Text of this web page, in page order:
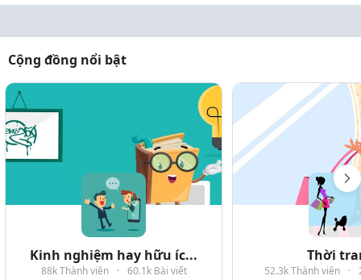
Cộng đồng nổi bật
Kinh nghiệm hay hữu íc...
88k Thành viên · 60.1k Bài viết
Thời
52.3k Thành viên ·